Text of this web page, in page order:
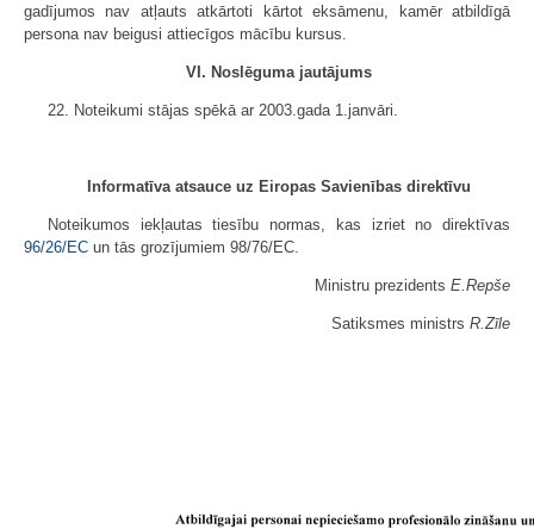
gadījumos nav atļauts atkārtoti kārtot eksāmenu, kamēr atbildīgā
persona nav beigusi attiecīgos mācību kursus.
VI. Noslēguma jautājums
22. Noteikumi stājas spēkā ar 2003.gada 1.janvāri.
Informatīva atsauce uz Eiropas Savienības direktīvu
Noteikumos iekļautas tiesību normas, kas izriet no direktīvas
96/26/EC un tās grozījumiem 98/76/EC.
Ministru prezidents E.Repše
Satiksmes ministrs R.Zīle